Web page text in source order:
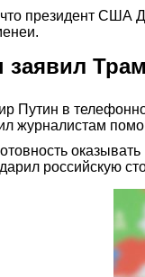
президент США
Путин в
журналистам
российскую